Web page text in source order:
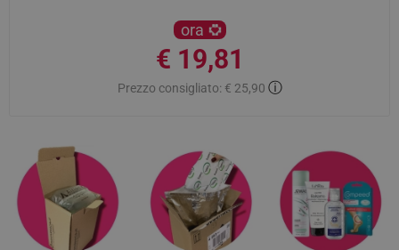
ora
€ 19,81
Prezzo consigliato: € 25,90 ⓘ